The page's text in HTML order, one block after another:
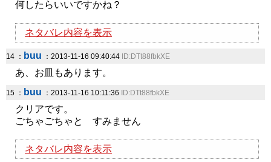
何したらいいですかね？
ネタバレ内容を表示
14 ： buu ：2013-11-16 09:40:44 ID:DTt88fbkXE
あ、お皿もあります。
15 ： buu ：2013-11-16 10:11:36 ID:DTt88fbkXE
クリアです。
ごちゃごちゃと すみません
ネタバレ内容を表示